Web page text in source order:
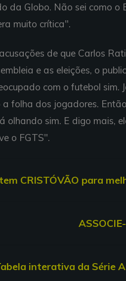
da Globo. Não sei como o
muito crítica".
de que Carlos
e as eleições, o
com o futebol sim.
folha dos jogadores.
olhando sim. E digo mais,
o FGTS".
CRISTÓVÃO para
abela interativa da Série